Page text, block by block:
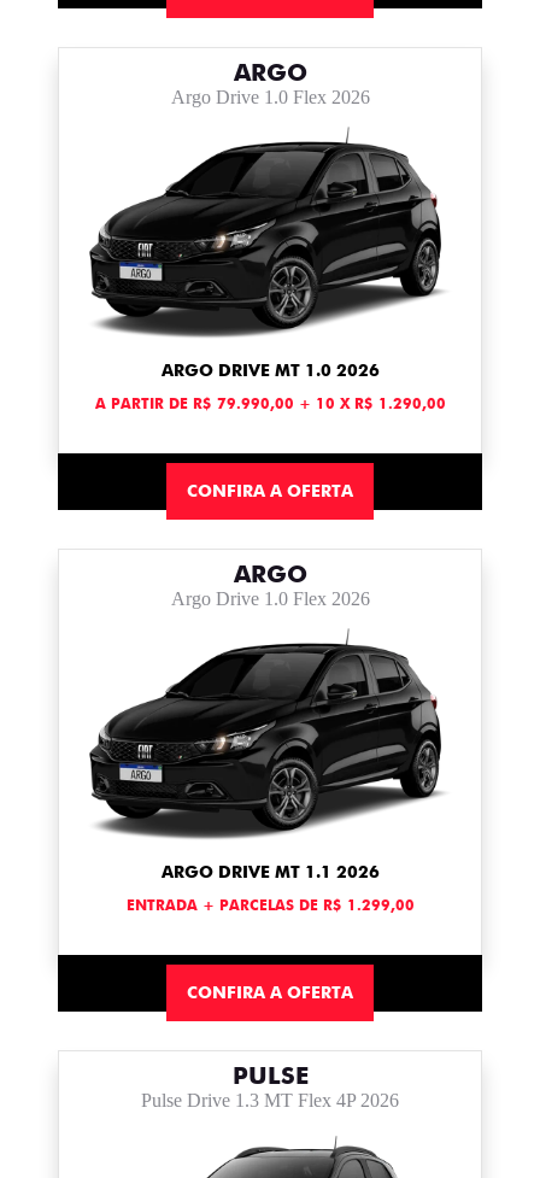
ARGO
Argo Drive 1.0 Flex 2026
ARGO DRIVE MT 1.0 2026
A PARTIR DE R$ 79.990,00 + 10 X R$ 1.290,00
CONFIRA A OFERTA
ARGO
Argo Drive 1.0 Flex 2026
ARGO DRIVE MT 1.1 2026
ENTRADA + PARCELAS DE R$ 1.299,00
CONFIRA A OFERTA
PULSE
Pulse Drive 1.3 MT Flex 4P 2026